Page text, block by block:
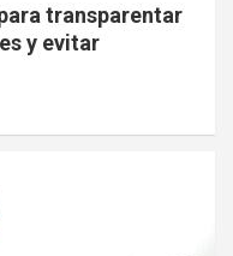
transparentar
y evitar